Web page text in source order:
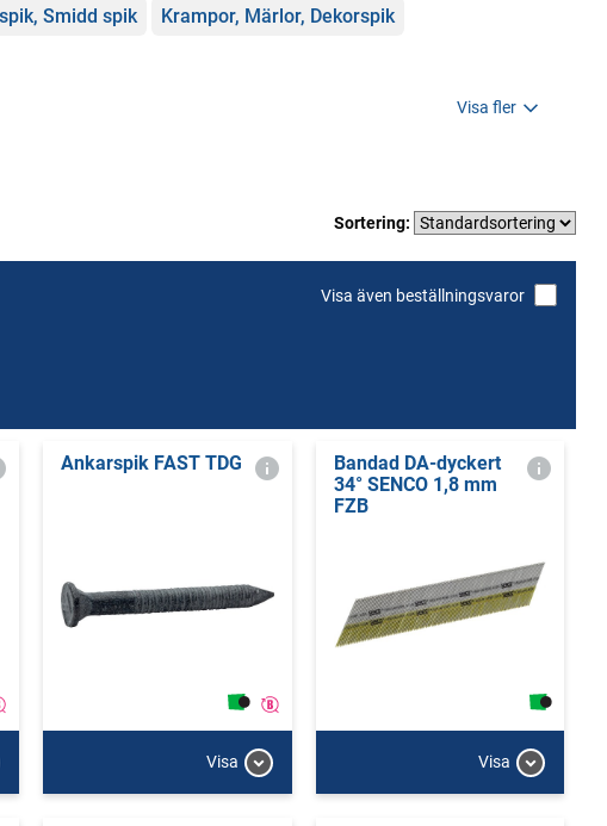
Smidd spik Krampor, Märlor, Dekorspik
Visa fler
Sortering:
Visa även beställningsvaror
Ankarspik FAST TDG
Visa
Bandad DA-dyckert
34° SENCO 1,8 mm
FZB
Visa